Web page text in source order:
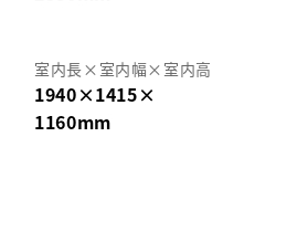
室内長× 室内幅× 室内高
1940×1415×
1160mm